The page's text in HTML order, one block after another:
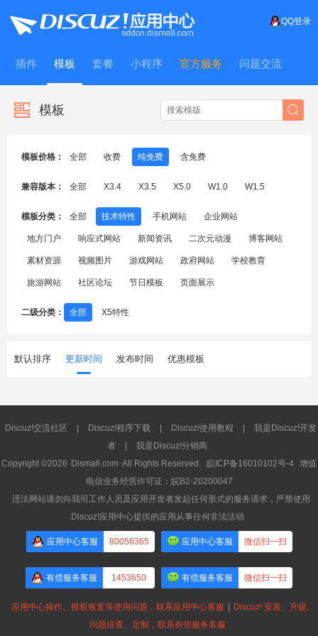
QQ登录
插件 模板 套餐 小程序 官方服务 问题交流
WitFrame
模板
模板价格： 全部 收费 纯免费 含免费
兼容版本： 全部 X3.4 X3.5 X5.0 W1.0 W1.5
模板分类： 全部 技术特性 手机网站 企业网站
地方门户 响应式网站 新闻资讯 二次元动漫 博客网站
素材资源 视频图片 游戏网站 政府网站 学校教育
旅游网站 社区论坛 节日模板 页面展示
二级分类： 全部 X5特性
默认排序 更新时间 发布时间 优惠模板
Discuz!交流社区 Discuz!程序下载 Discuz!使用教程
我是Discuz!开发
者
我是Discuz!分销商
Copyright ©2026 Dismall.com All Rights Reserved. 皖ICP备16010102号-4 增值
电信业务经营许可证：皖B2-20200047
违法网站请勿向我司工作人员及应用开发者发起任何形式的服务请求，严禁使用
Discuz!应用中心提供的应用从事任何非法活动
应用中心客服 80056365 应用中心客服 微信扫一扫
有偿服务客服 1453650 有偿服务客服 微信扫一扫
应用中心操作、授权恢复等使用问题，联系应用中心客服
Discuz! 安装、升级、
问题排查、定制，联系有偿服务客服